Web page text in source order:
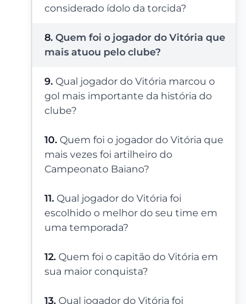
considerado ídolo da torcida?
8. Quem foi o jogador do Vitória que
mais atuou pelo clube?
9. Qual jogador do Vitória marcou o
gol mais importante da história do
clube?
10. Quem foi o jogador do Vitória que
mais vezes foi artilheiro do
Campeonato Baiano?
11. Qual jogador do Vitória foi
escolhido o melhor do seu time em
uma temporada?
12. Quem foi o capitão do Vitória em
sua maior conquista?
13. Qual jogador do Vitória foi